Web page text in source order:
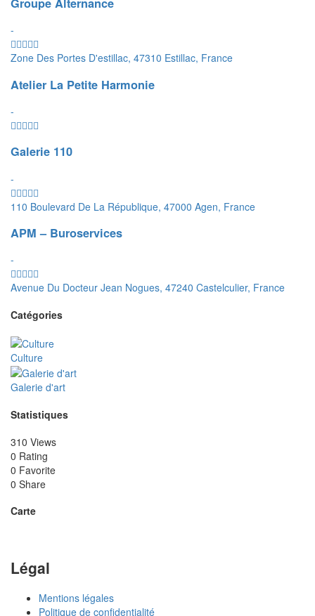
-
Zone Des Portes D'estillac, 47310 Estillac, France
Atelier La Petite Harmonie
-
Galerie 110
-
110 Boulevard De La République, 47000 Agen, France
APM – Buroservices
-
Avenue Du Docteur Jean Nogues, 47240 Castelculier, France
Catégories
Culture
Galerie d'art
Statistiques
310 Views
0 Rating
0 Favorite
0 Share
Carte
Légal
Mentions légales
Politique de confidentialité